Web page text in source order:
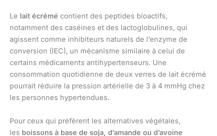
Le lait écrémé contient des peptides bioactifs,
notamment des caséines et des lactoglobulines, qui
agissent comme inhibiteurs naturels de l’enzyme de
conversion (IEC), un mécanisme similaire à celui de
certains médicaments antihypertenseurs. Une
consommation quotidienne de deux verres de lait écrémé
pourrait réduire la pression artérielle de 3 à 4 mmHg chez
les personnes hypertendues.
Pour ceux qui préfèrent les alternatives végétales,
les boissons à base de soja, d’amande ou d’avoine